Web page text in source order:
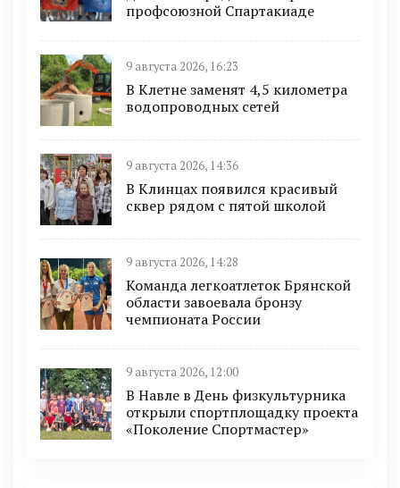
профсоюзной Спартакиаде
9 августа 2026, 16:23
В Клетне заменят 4,5 километра
водопроводных сетей
9 августа 2026, 14:36
В Клинцах появился красивый
сквер рядом с пятой школой
9 августа 2026, 14:28
Команда легкоатлеток Брянской
области завоевала бронзу
чемпионата России
9 августа 2026, 12:00
В Навле в День физкультурника
открыли спортплощадку проекта
«Поколение Спортмастер»